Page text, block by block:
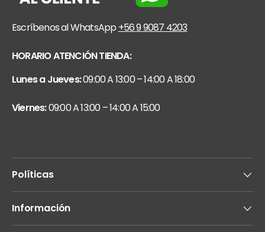
Escríbenos al WhatsApp +56 9 9087 4203
HORARIO ATENCIÓN TIENDA:
Lunes a Jueves:09:00 A 13:00 – 14:00 A 18:00
Viernes:09:00 A 13:00 – 14:00 A 15:00
Políticas
Información